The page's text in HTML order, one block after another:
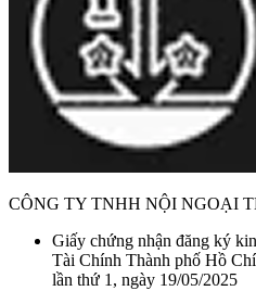
CÔNG TY TNHH NỘI NGOẠI
Giấy chứng nhận đăng ký
Tài Chính Thành phố Hồ
lần thứ 1, ngày 19/05/2025